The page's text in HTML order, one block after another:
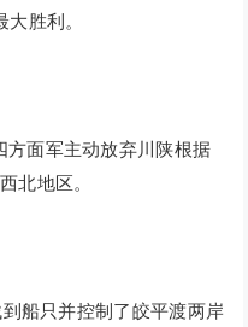
胜利。
方面军主动放弃川陕根据
北地区。
船只并控制了皎平渡两岸